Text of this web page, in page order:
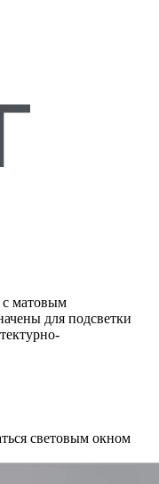
с матовым
для подсветки
световым окном